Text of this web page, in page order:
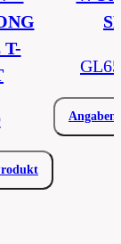
T-